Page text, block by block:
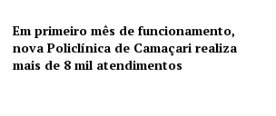
Em primeiro mês de funcionamento,
nova Policlínica de Camaçari realiza
mais de 8 mil atendimentos